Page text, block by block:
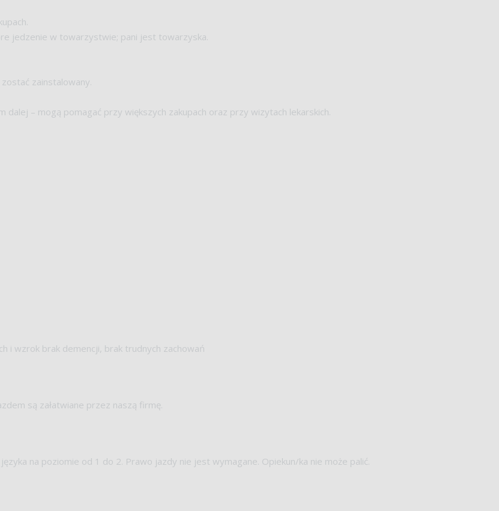
jedzenie w towarzystwie; pani jest towarzyska.
zainstalowany.
dalej – mogą pomagać przy większych zakupach oraz przy wizytach lekarskich.
i wzrok brak demencji, brak trudnych zachowań
są załatwiane przez naszą firmę.
na poziomie od 1 do 2. Prawo jazdy nie jest wymagane. Opiekun/ka nie może palić.